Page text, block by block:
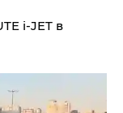
i‑JET в